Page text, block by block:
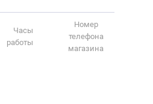
Часы
работы
Номер
телефона
магазина